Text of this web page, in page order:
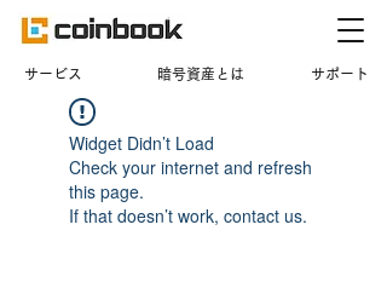
​サービス 暗号資産とは サポート
Widget Didn’t Load
Check your internet and refresh
this page.
If that doesn’t work, contact us.